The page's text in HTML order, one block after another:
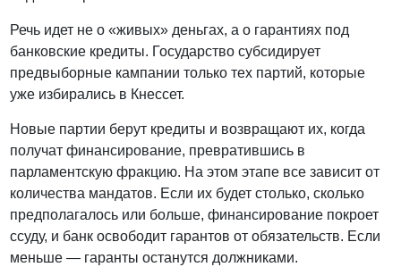
Речь идет не о «живых» деньгах, а о гарантиях под
банковские кредиты. Государство субсидирует
предвыборные кампании только тех партий, которые
уже избирались в Кнессет.
Новые партии берут кредиты и возвращают их, когда
получат финансирование, превратившись в
парламентскую фракцию. На этом этапе все зависит от
количества мандатов. Если их будет столько, сколько
предполагалось или больше, финансирование покроет
ссуду, и банк освободит гарантов от обязательств. Если
меньше — гаранты останутся должниками.